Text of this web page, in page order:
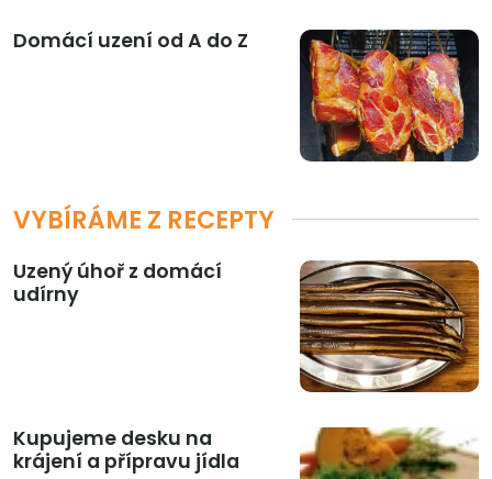
Domácí uzení od A do Z
VYBÍRÁME Z RECEPTY
Uzený úhoř z domácí
udírny
Kupujeme desku na
krájení a přípravu jídla